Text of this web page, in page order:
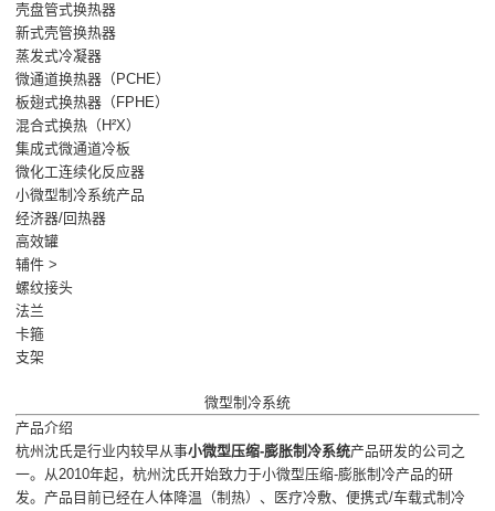
壳盘管式换热器
新式壳管换热器
蒸发式冷凝器
微通道换热器（PCHE）
板翅式换热器（FPHE）
混合式换热（H²X）
集成式微通道冷板
微化工连续化反应器
小微型制冷系统产品
经济器/回热器
高效罐
辅件 >
螺纹接头
法兰
卡箍
支架
微型制冷系统
产品介绍
杭州沈氏是行业内较早从事小微型压缩-膨胀制冷系统产品研发的公司之
一。从2010年起，杭州沈氏开始致力于小微型压缩-膨胀制冷产品的研
发。产品目前已经在人体降温（制热）、医疗冷敷、便携式/车载式制冷